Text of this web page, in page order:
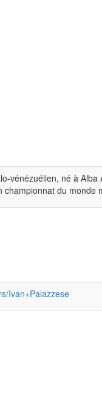
vénézuélien, né à
championnat du monde
Ivan+Palazzese